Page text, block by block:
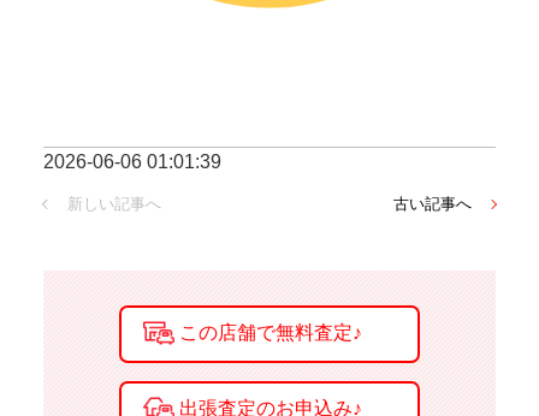
2026-06-06 01:01:39
新しい記事へ 古い記事へ